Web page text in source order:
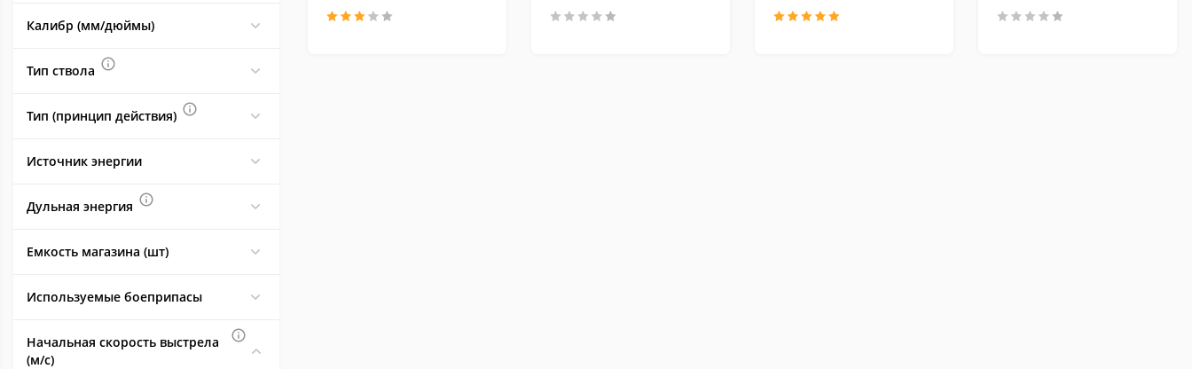
Россия
Калибр (мм/дюймы)
Тип ствола
Тип (принцип действия)
Источник энергии
Дульная энергия
Емкость магазина (шт)
Используемые боеприпасы
Начальная скорость выстрела
(м/с)